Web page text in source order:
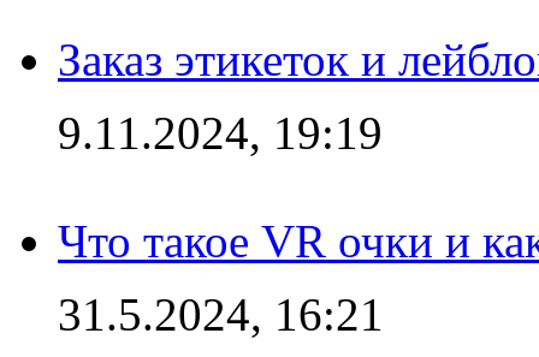
Заказ этикеток и
9.11.2024, 19:19
Что такое VR очки и
31.5.2024, 16:21